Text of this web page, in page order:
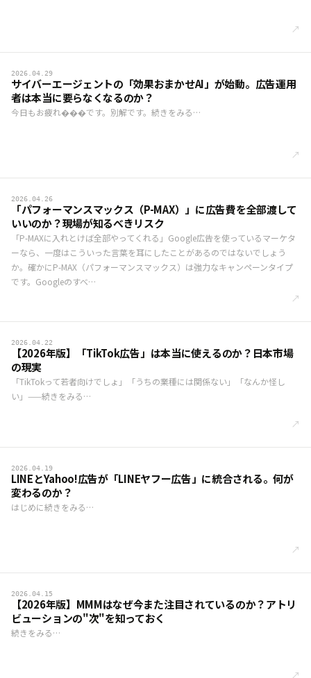
↗
2026.04.29
サイバーエージェントの「効果おまかせAI」が始動。広告運用
者は本当に要らなくなるのか？
今日もお疲れ���です。別解です。続きをみる…
↗
2026.04.26
「パフォーマンスマックス（P-MAX）」に広告費を全部渡して
いいのか？現場が知るべきリスク
「P-MAXに入れとけば全部やってくれる」Google広告を使っているマーケタ
ーなら、一度はこういった言葉を耳にしたことがあるのではないでしょう
か。確かにP-MAX（パフォーマンスマックス）は強力なキャンペーンタイプ
です。Googleのすべ…
↗
2026.04.22
【2026年版】「TikTok広告」は本当に使えるのか？日本市場
の現実
「TikTokって若者向けでしょ」「うちの業種には関係ない」「なんか怪し
い」——続きをみる…
↗
2026.04.19
LINEとYahoo!広告が「LINEヤフー広告」に統合される。何が
変わるのか？
はじめに続きをみる…
↗
2026.04.15
【2026年版】MMMはなぜ今また注目されているのか？アトリ
ビューションの"次"を知っておく
続きをみる…
↗